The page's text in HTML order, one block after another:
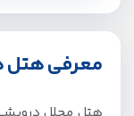
معرفی هتل